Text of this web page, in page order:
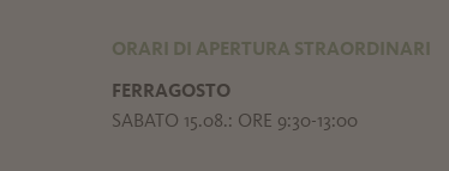
ORARI DI APERTURA STRAORDINARI
FERRAGOSTO
SABATO 15.08.: ORE 9:30-13:00